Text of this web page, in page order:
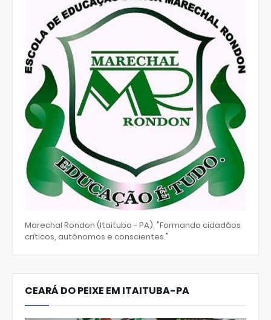
Marechal Rondon (Itaituba - PA). "Formando cidadãos
críticos, autônomos e conscientes."
CEARÁ DO PEIXE EM ITAITUBA-PA